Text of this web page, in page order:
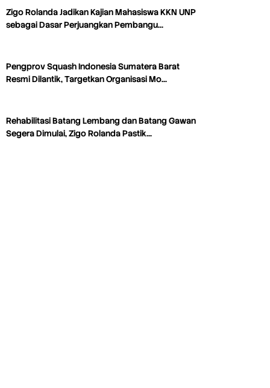
Zigo Rolanda Jadikan Kajian Mahasiswa KKN UNP
sebagai Dasar Perjuangkan Pembangu…
Pengprov Squash Indonesia Sumatera Barat
Resmi Dilantik, Targetkan Organisasi Mo…
Rehabilitasi Batang Lembang dan Batang Gawan
Segera Dimulai, Zigo Rolanda Pastik…